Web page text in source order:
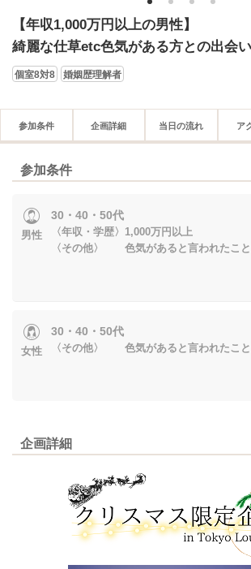
1 2 3 4
【年収1,000万円以上の男性】
綺麗な仕草etc色気がある方との出会
個室8対8 婚姻歴理解者
参加条件 企画詳細 当日の流れ ア
参加条件
男性
30・40・50代
〈年収・学歴〉1,000万円以上
〈その他〉 色気があると言われたこと
女性
30・40・50代
〈その他〉 色気があると言われたこと
企画詳細